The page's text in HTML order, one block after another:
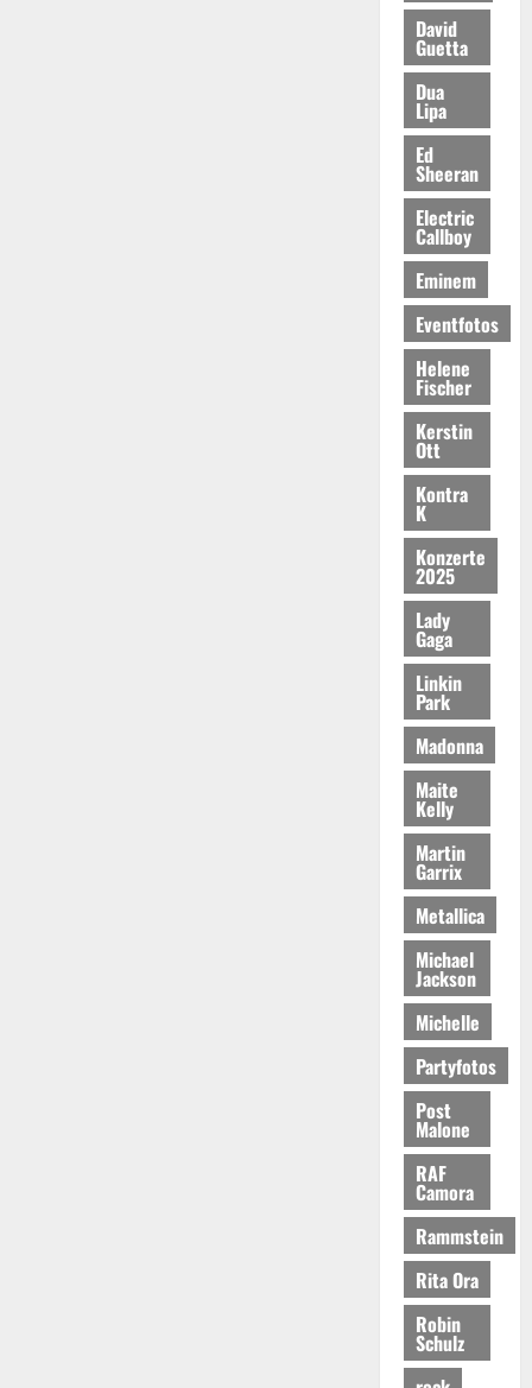
David
Guetta
Dua
Lipa
Ed
Sheeran
Electric
Callboy
Eminem
Eventfotos
Helene
Fischer
Kerstin
Ott
Kontra
K
Konzerte
2025
Lady
Gaga
Linkin
Park
Madonna
Maite
Kelly
Martin
Garrix
Metallica
Michael
Jackson
Michelle
Partyfotos
Post
Malone
RAF
Camora
Rammstein
Rita Ora
Robin
Schulz